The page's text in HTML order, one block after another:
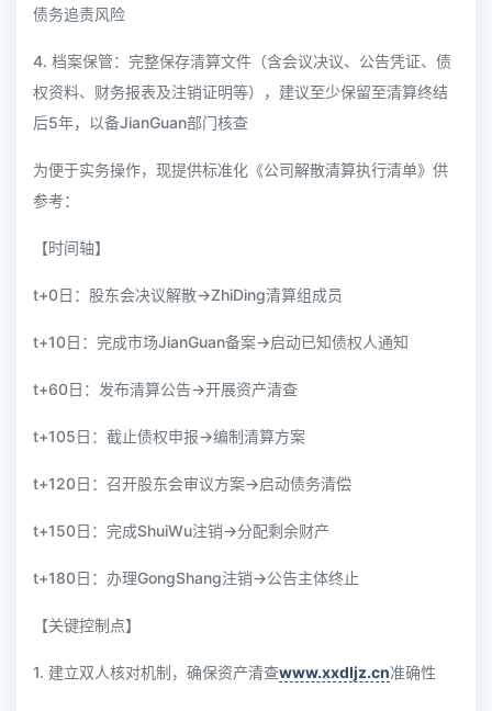
债务追责风险
4. 档案保管：完整保存清算文件（含会议决议、公告凭证、债
权资料、财务报表及注销证明等），建议至少保留至清算终结
后5年，以备JianGuan部门核查
为便于实务操作，现提供标准化《公司解散清算执行清单》供
参考：
【时间轴】
t+0日：股东会决议解散→ZhiDing清算组成员
t+10日：完成市场JianGuan备案→启动已知债权人通知
t+60日：发布清算公告→开展资产清查
t+105日：截止债权申报→编制清算方案
t+120日：召开股东会审议方案→启动债务清偿
t+150日：完成ShuiWu注销→分配剩余财产
t+180日：办理GongShang注销→公告主体终止
【关键控制点】
1. 建立双人核对机制，确保资产清查www.xxdljz.cn准确性